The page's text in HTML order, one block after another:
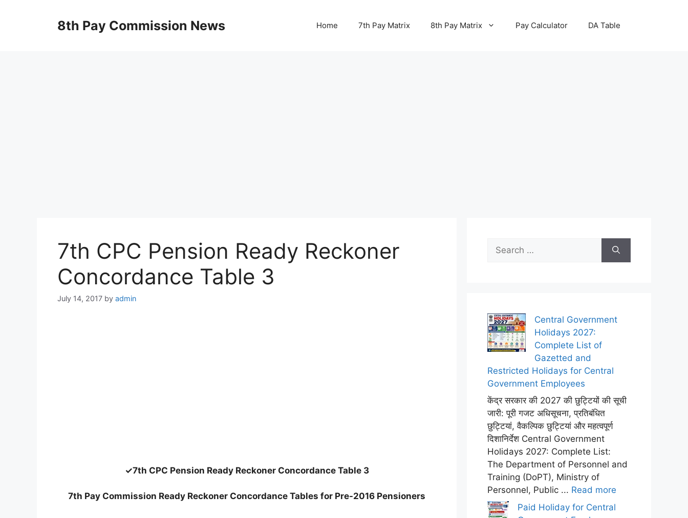
8th Pay Commission News Home 7th Pay Matrix 8th Pay Matrix Pay Calculator DA Table
7th CPC Pension Ready Reckoner
Concordance Table 3
July 14, 2017 by admin
✓7th CPC Pension Ready Reckoner Concordance Table 3
7th Pay Commission Ready Reckoner Concordance Tables for Pre-2016 Pensioners
for:
Central Government
Holidays 2027:
Complete List of
Gazetted and
Restricted Holidays for Central
Government Employees
केंद्र सरकार की 2027 की छुट्टियों की सूची
जारी: पूरी गजट अधिसूचना, प्रतिबंधित
छुट्टियां, वैकल्पिक छुट्टियां और महत्वपूर्ण
दिशानिर्देश Central Government
Holidays 2027: Complete List:
The Department of Personnel and
Training (DoPT), Ministry of
Personnel, Public ... Read more
Paid Holiday for Central